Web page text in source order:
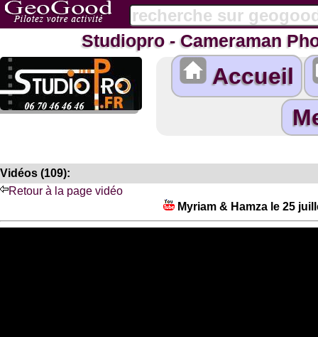
Studiopro - Cameraman
Accueil
Vidéos (109):
Retour à la page vidéo
Myriam & Hamza le 25